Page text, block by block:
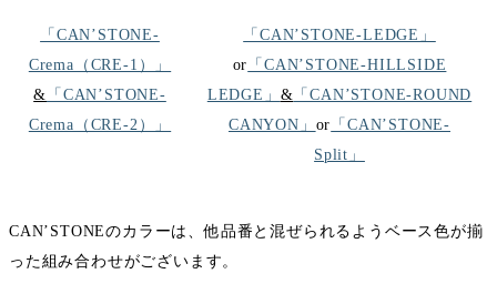
「CAN’STONE-
Crema（CRE-1）」
&
「CAN’STONE-
Crema（CRE-2）」
「CAN’STONE-LEDGE」
or 「CAN’STONE-HILLSIDE
LEDGE」 & 「CAN’STONE-ROUND
CANYON」 or 「CAN’STONE-
Split」
CAN’STONEのカラーは、他品番と混ぜられるようベース色が揃
った組み合わせがございます。